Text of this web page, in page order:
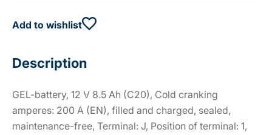
Add to wishlist
Description
GEL-battery, 12 V 8.5 Ah (C20), Cold cranking
amperes: 200 A (EN), filled and charged, sealed,
maintenance-free, Terminal: J, Position of terminal: 1,